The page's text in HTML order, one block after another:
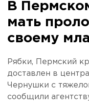
В
мать
своему
Рябки, Пермский
доставлен в
Чернушки с
сообщили